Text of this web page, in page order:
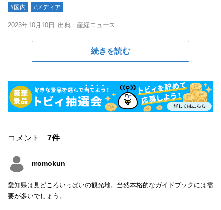
#国内 #メディア
2023年10月10日 出典：産経ニュース
続きを読む
コメント 7件
momokun
愛知県は見どころいっぱいの観光地。当然本格的なガイドブックには需
要が多いでしょう。